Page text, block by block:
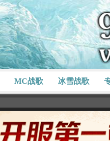
MC战歌 冰雪战歌